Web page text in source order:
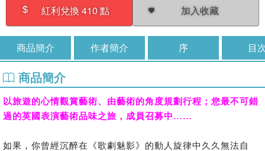
紅利兌換 410 點 加入收藏
商品簡介 作者簡介 序 目
商品簡介
以旅遊的心情觀賞藝術、由藝術的角度規劃行程；您最不可錯
過的英國表演藝術品味之旅，成員召募中……
如果，你曾經沉醉在《歌劇魅影》的動人旋律中久久無法自